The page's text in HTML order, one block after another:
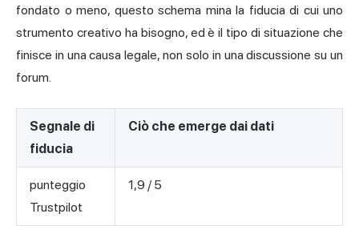
fondato o meno, questo schema mina la fiducia di cui uno
strumento creativo ha bisogno, ed è il tipo di situazione che
finisce in una causa legale, non solo in una discussione su un
forum.
Segnale di
fiducia
Ciò che emerge dai dati
punteggio
Trustpilot
1,9 / 5